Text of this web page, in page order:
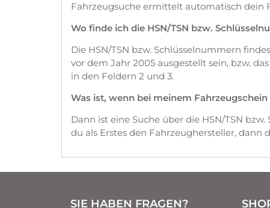
Fahrzeugsuche ermittelt automatisch dein
Wo finde ich die HSN/TSN bzw.
Die HSN/TSN bzw. Schlüsselnummern
vor dem Jahr 2005 ausgestellt sein, bzw.
in den Feldern 2 und 3.
Was ist, wenn bei meinem
Dann ist eine Suche über die HSN/TSN
du als Erstes den Fahrzeughersteller,
SIE HABEN FRAGEN?